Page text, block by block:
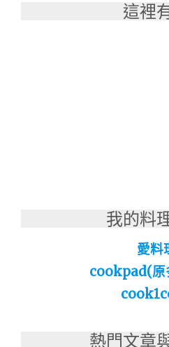
這裡
我的料
愛料
cookpad(原
熱門文章